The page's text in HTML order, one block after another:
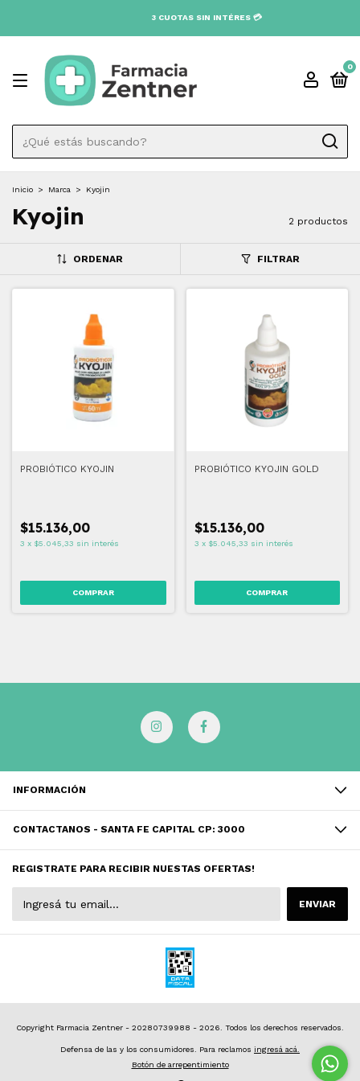
0
Inicio > Marca > Kyojin
Kyojin 2 productos
ORDENAR FILTRAR
PROBIÓTICO KYOJIN
$15.136,00
3 x $5.045,33 sin interés
PROBIÓTICO KYOJIN GOLD
$15.136,00
3 x $5.045,33 sin interés
INFORMACIÓN
CONTACTANOS - SANTA FE CAPITAL CP: 3000
REGISTRATE PARA RECIBIR NUESTAS OFERTAS!
Copyright Farmacia Zentner - 20280739988 - 2026. Todos los derechos reservados.
Defensa de las y los consumidores. Para reclamos ingresá acá.
Botón de arrepentimiento